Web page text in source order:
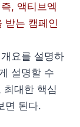
, 액티브엑
받는 캠페인
요를 설명하
설명할 수
최대한 핵심
면 된다.